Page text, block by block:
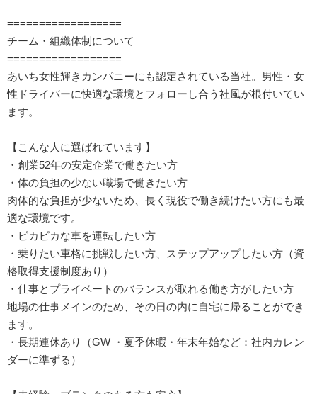
==================
チーム・組織体制について
==================
あいち女性輝きカンパニーにも認定されている当社。男性・女
性ドライバーに快適な環境とフォローし合う社風が根付いてい
ます。
【こんな人に選ばれています】
・創業52年の安定企業で働きたい方
・体の負担の少ない職場で働きたい方
肉体的な負担が少ないため、長く現役で働き続けたい方にも最
適な環境です。
・ピカピカな車を運転したい方
・乗りたい車格に挑戦したい方、ステップアップしたい方（資
格取得支援制度あり）
・仕事とプライベートのバランスが取れる働き方がしたい方
地場の仕事メインのため、その日の内に自宅に帰ることができ
ます。
・長期連休あり（GW ・夏季休暇・年末年始など：社内カレン
ダーに準ずる）